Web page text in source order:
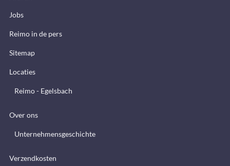
Jobs
Reimo in de pers
Sitemap
Locaties
Reimo - Egelsbach
Over ons
Unternehmensgeschichte
Verzendkosten